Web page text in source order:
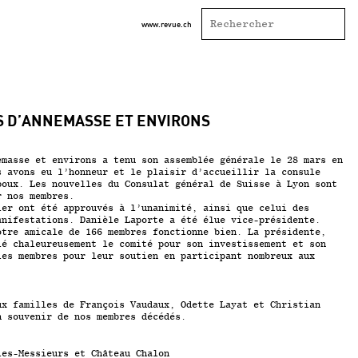
www.revue.ch
D’ANNEMASSE ET ENVIRONS
et environs a tenu son assemblée générale le 28 mars en
avons eu l’honneur et le plaisir d’accueillir la consule
Les nouvelles du Consulat général de Suisse à Lyon sont
membres.
ont été approuvés à l’unanimité, ainsi que celui des
Danièle Laporte a été élue vice-présidente.
amicale de 166 membres fonctionne bien. La présidente,
chaleureusement le comité pour son investissement et son
membres pour leur soutien en participant nombreux aux
familles de François Vaudaux, Odette Layat et Christian
de nos membres décédés.
Messieurs et Château Chalon